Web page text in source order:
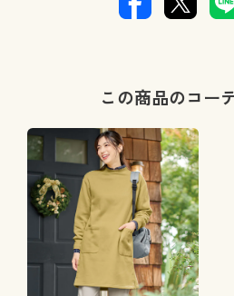
この商品のコー